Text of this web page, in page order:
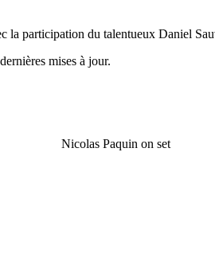
la participation du talentueux Daniel
mises à jour.
Nicolas Paquin on set